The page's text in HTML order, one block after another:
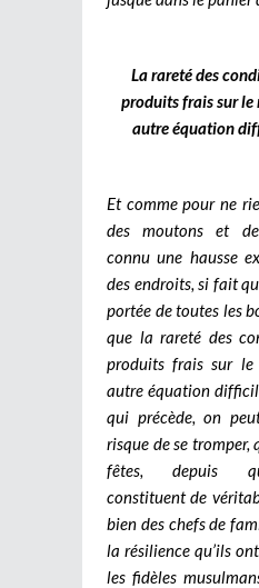
La rareté des
produits frais sur le
autre équation
Et comme pour ne
des moutons et
connu une hausse
des endroits, si fait
portée de toutes les
que la rareté des
produits frais sur le
autre équation
qui précède, on
risque de se tromper,
fêtes, depuis
constituent de
bien des chefs de
la résilience qu’ils
les fidèles